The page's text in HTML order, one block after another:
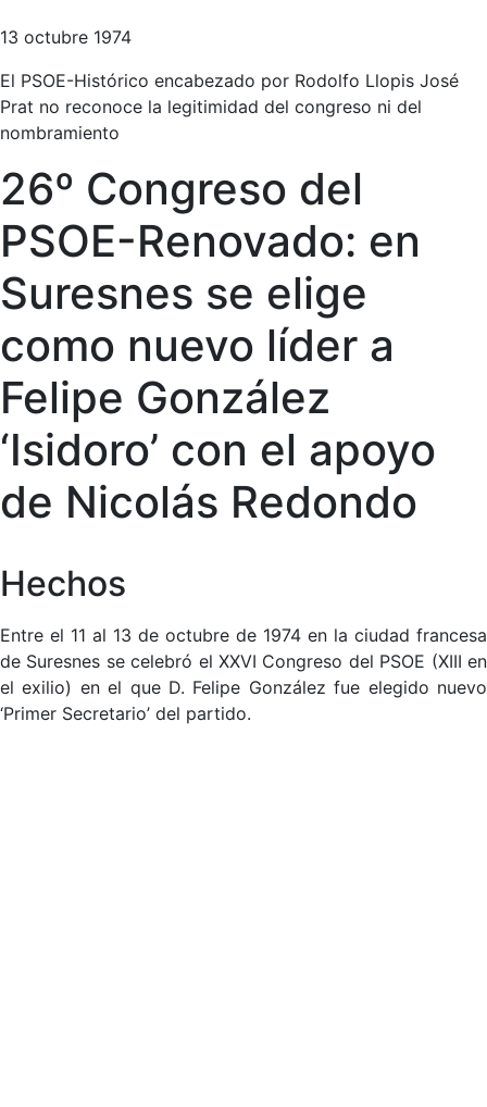
13 octubre 1974
El PSOE-Histórico encabezado por Rodolfo Llopis José
Prat no reconoce la legitimidad del congreso ni del
nombramiento
26º Congreso del
PSOE-Renovado: en
Suresnes se elige
como nuevo líder a
Felipe González
‘Isidoro’ con el apoyo
de Nicolás Redondo
Hechos
Entre el 11 al 13 de octubre de 1974 en la ciudad francesa
de Suresnes se celebró el XXVI Congreso del PSOE (XIII en
el exilio) en el que D. Felipe González fue elegido nuevo
‘Primer Secretario’ del partido.